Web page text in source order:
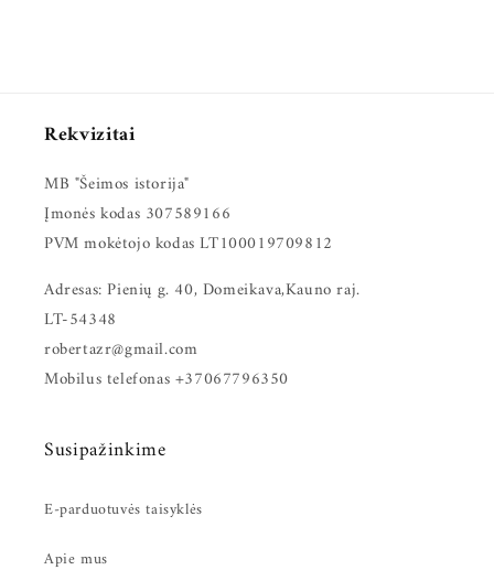
Rekvizitai
MB "Šeimos istorija"
Įmonės kodas 307589166
PVM mokėtojo kodas LT100019709812
Adresas: Pienių g. 40, Domeikava,Kauno raj.
LT-54348
robertazr@gmail.com
Mobilus telefonas +37067796350
Susipažinkime
E-parduotuvės taisyklės
Apie mus